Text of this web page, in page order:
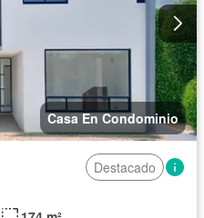
Casa En Condominio
Destacado